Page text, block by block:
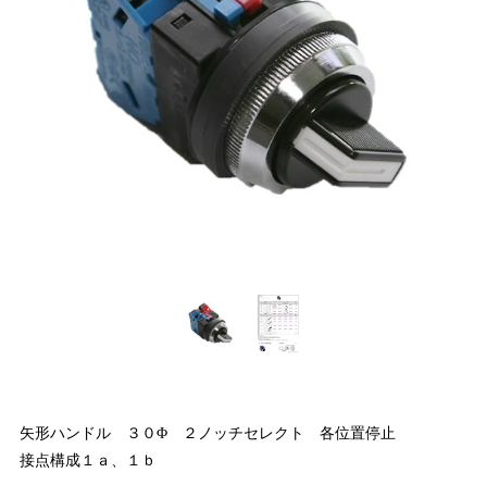
矢形ハンドル ３０Φ ２ノッチセレクト 各位置停止
接点構成１ａ、１ｂ